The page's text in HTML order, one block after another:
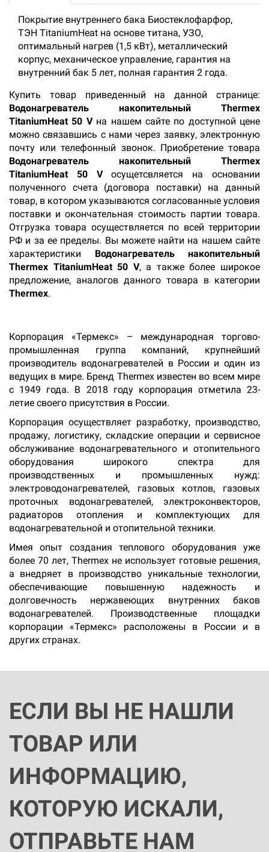
Покрытие внутреннего бака Биостеклофарфор,
ТЭН TitaniumHeat на основе титана, УЗО,
оптимальный нагрев (1,5 кВт), металлический
корпус, механическое управление, гарантия на
внутренний бак 5 лет, полная гарантия 2 года.
Купить товар приведенный на данной странице:
Водонагреватель накопительный Thermex
TitaniumHeat 50 Vна нашем сайте по доступной цене
можно связавшись с нами через заявку, электронную
почту или телефонный звонок. Приобретение товара
Водонагреватель накопительный Thermex
TitaniumHeat 50 Vосущетсвляется на основании
полученного счета (договора поставки) на данный
товар, в котором указываются согласованные условия
поставки и окончательная стоимость партии товара.
Отгрузка товара осуществляется по всей территории
РФ и за ее пределы. Вы можете найти на нашем сайте
характеристики Водонагреватель накопительный
Thermex TitaniumHeat 50 V, а также более широкое
предложение, аналогов данного товара в категории
Thermex.
Корпорация «Термекс» – международная торгово-
промышленная группа компаний, крупнейший
производитель водонагревателей в России и один из
ведущих в мире. Бренд Thermex известен во всем мире
с 1949 года. В 2018 году корпорация отметила 23-
летие своего присутствия в России.
Корпорация осуществляет разработку, производство,
продажу, логистику, складские операции и сервисное
обслуживание водонагревательного и отопительного
оборудования широкого спектра для
производственных и промышленных нужд:
электроводонагревателей, газовых котлов, газовых
проточных водонагревателей, электроконвекторов,
радиаторов отопления и комплектующих для
водонагревательной и отопительной техники.
Имея опыт создания теплового оборудования уже
более 70 лет, Thermex не использует готовые решения,
а внедряет в производство уникальные технологии,
обеспечивающие повышенную надежность и
долговечность нержавеющих внутренних баков
водонагревателей. Производственные площадки
корпорации «Термекс» расположены в России и в
других странах.
ЕСЛИ ВЫ НЕ НАШЛИ
ТОВАР ИЛИ
ИНФОРМАЦИЮ,
КОТОРУЮ ИСКАЛИ,
ОТПРАВЬТЕ НАМ